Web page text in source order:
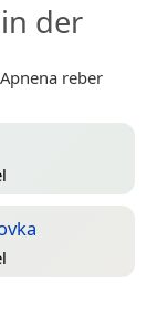
der
reber